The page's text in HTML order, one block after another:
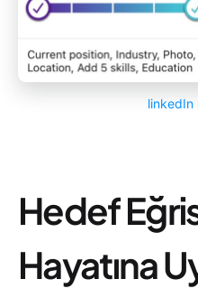
linkedIn
Hedef
Hayatına